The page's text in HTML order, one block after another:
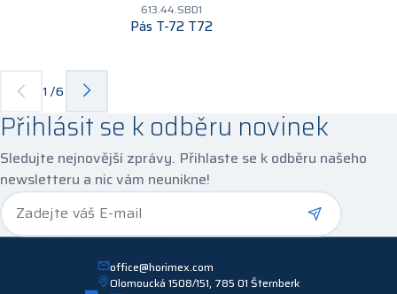
613.44.SBD1
Pás T-72 T72
1 /6
Přihlásit se k odběru novinek
Sledujte nejnovější zprávy. Přihlaste se k odběru našeho
newsletteru a nic vám neunikne!
Zadejte váš E-mail*
office@horimex.com
Olomoucká 1508/151, 785 01 Šternberk